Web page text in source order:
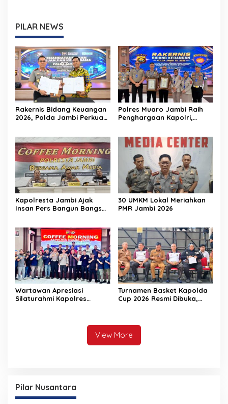
PILAR NEWS
Rakernis Bidang Keuangan
2026, Polda Jambi Perkuat
dan Berintegritas
Polres Muaro Jambi Raih
Penghargaan Kapolri,
Polda Jambi
Kapolresta Jambi Ajak
Insan Pers Bangun Bangsa
Hoax
30 UMKM Lokal Meriahkan
PMR Jambi 2026
Wartawan Apresiasi
Silaturahmi Kapolres
Turnamen Basket Kapolda
Cup 2026 Resmi Dibuka,
dan Generasi Muda
Berkarakter
View More
Pilar Nusantara